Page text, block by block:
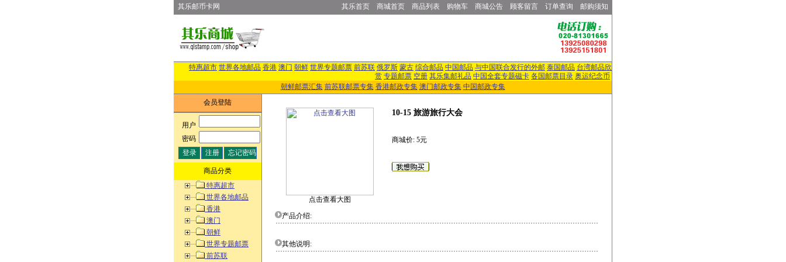
其乐邮币卡网 其乐首页 商城首页 商品列表 购物车 商城公告 顾客留言 订单查询 邮购须知
特惠超市 世界各地邮品 香港 澳门 朝鲜 世界专题邮票 前苏联 俄罗斯 蒙古 综合邮品 中国邮品 与中国联合发行的外邮 泰国邮品 台湾邮品欣
赏 专题邮票 空册 其乐集邮礼品 中国全套专题磁卡 各国邮票目录 奥运纪念币
朝鲜邮票汇集 前苏联邮票专集 香港邮政专集 澳门邮政专集 中国邮政专集
会员登陆
用户:
密码:
商品分类
特惠超市
世界各地邮品
香港
澳门
朝鲜
世界专题邮票
前苏联
点击查看大图
10-15 旅游旅行大会
商城价: 5元
产品介绍:
其他说明: